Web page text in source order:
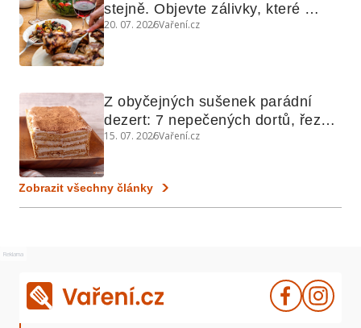
stejně. Objevte zálivky, které
využijete i na maso, nudle nebo
20. 07. 2026Vaření.cz
Z obyčejných sušenek parádní
dezert: 7 nepečených dortů, řezů
a koláčů
15. 07. 2026Vaření.cz
Zobrazit všechny články
Reklama